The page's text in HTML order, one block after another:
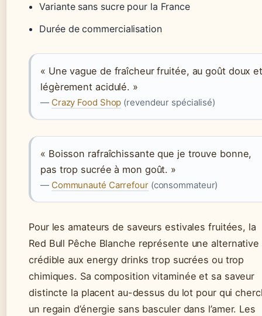
Variante sans sucre pour la France
Durée de commercialisation
« Une vague de fraîcheur fruitée, au goût doux
légèrement acidulé. »
— Crazy Food Shop (revendeur spécialisé)
« Boisson rafraîchissante que je trouve bonne,
pas trop sucrée à mon goût. »
— Communauté Carrefour(consommateur)
Pour les amateurs de saveurs estivales fruitées, la
Red Bull Pêche Blanche représente une alternative
crédible aux energy drinks trop sucrées ou trop
chimiques. Sa composition vitaminée et sa saveur
distincte la placent au-dessus du lot pour qui
un regain d’énergie sans basculer dans l’amer. Les